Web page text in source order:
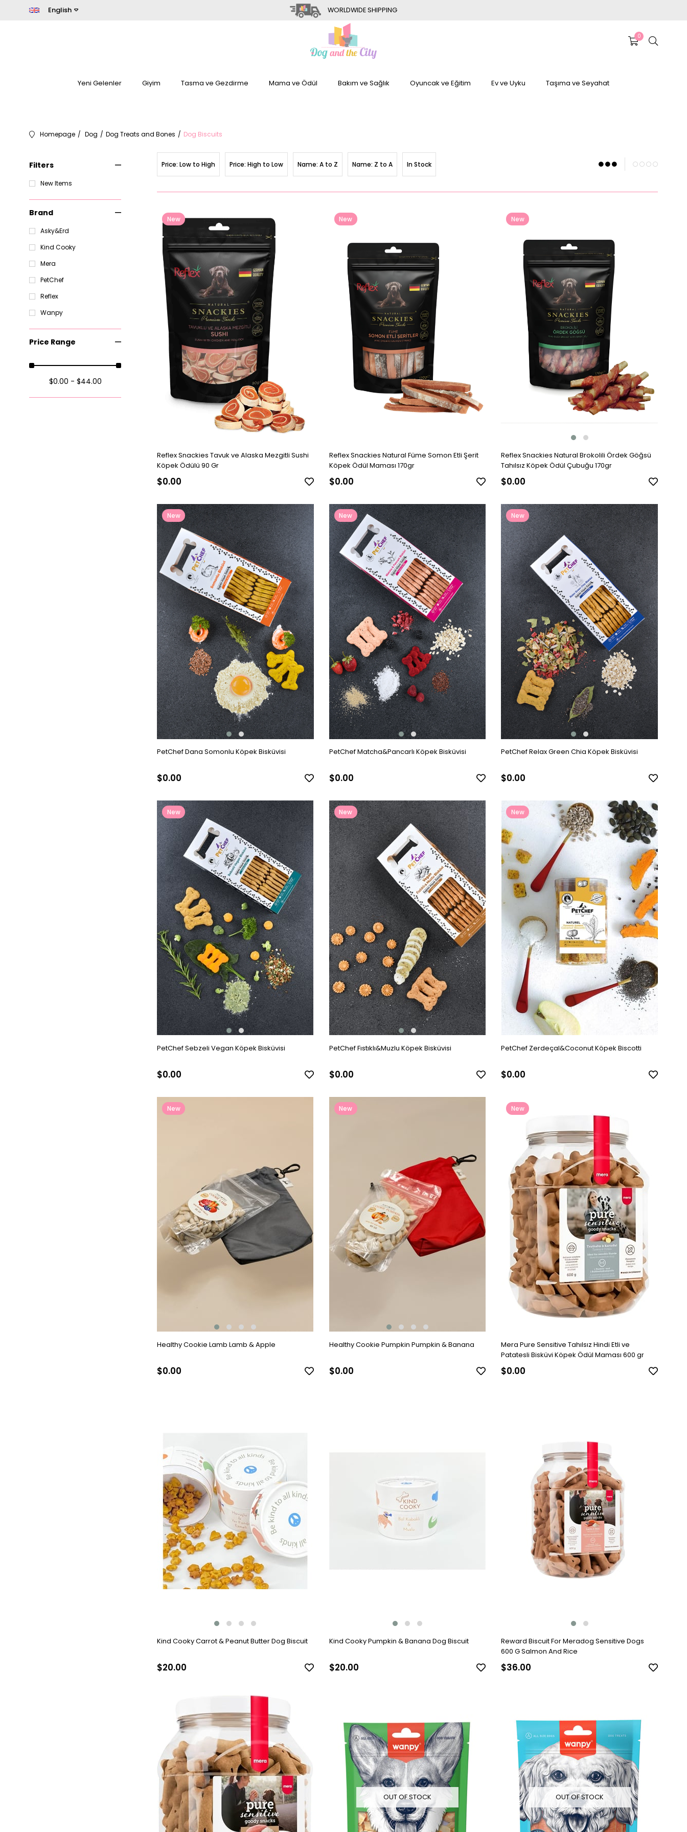
WORLDWIDE SHIPPING
English
0
Yeni Gelenler Giyim Tasma ve Gezdirme Mama ve Ödül Bakım ve Sağlık Oyuncak ve Eğitim Ev ve Uyku Taşıma ve Seyahat
Homepage Dog Dog Treats and Bones Dog Biscuits
Filters
New Items
Brand
Asky&Erd
Kind Cooky
Mera
PetChef
Reflex
Wanpy
Price Range
$0.00 - $44.00
Price: Low to High Price: High to Low Name: A to Z Name: Z to A In Stock
Reflex Snackies Tavuk ve Alaska Mezgitli Sushi
Köpek Ödülü 90 Gr
$0.00
New
Reflex Snackies Natural Füme Somon Etli Şerit
Köpek Ödül Maması 170gr
$0.00
New
Reflex Snackies Natural Brokolili Ördek Göğsü
Tahılsız Köpek Ödül Çubuğu 170gr
$0.00
New
PetChef Dana Somonlu Köpek Bisküvisi
$0.00
New
Item
PetChef Matcha&Pancarlı Köpek Bisküvisi
$0.00
New
Item
PetChef Relax Green Chia Köpek Bisküvisi
$0.00
New
Item
PetChef Sebzeli Vegan Köpek Bisküvisi
$0.00
New
Item
PetChef Fıstıklı&Muzlu Köpek Bisküvisi
$0.00
New
Item
PetChef Zerdeçal&Coconut Köpek Biscotti
$0.00
New
Healthy Cookie Lamb Lamb & Apple
$0.00
New
Healthy Cookie Pumpkin Pumpkin & Banana
$0.00
New
Mera Pure Sensitive Tahılsız Hindi Etli ve
Patatesli Bisküvi Köpek Ödül Maması 600 gr
$0.00
New
Kind Cooky Carrot & Peanut Butter Dog Biscuit
$20.00
Kind Cooky Pumpkin & Banana Dog Biscuit
$20.00
Reward Biscuit For Meradog Sensitive Dogs
600 G Salmon And Rice
$36.00
OUT OF STOCK OUT OF STOCK